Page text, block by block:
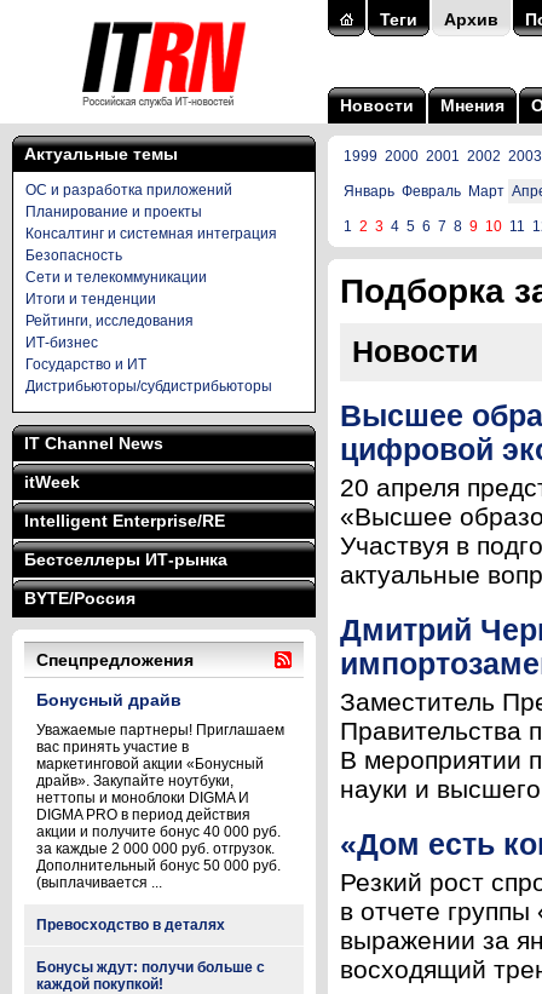
Теги Архив
Новости Мнения
Актуальные темы
ОС и разработка приложений
Планирование и проекты
Консалтинг и системная интеграция
Безопасность
Сети и телекоммуникации
Итоги и тенденции
Рейтинги, исследования
ИТ-бизнес
Государство и ИТ
Дистрибьюторы/субдистрибьюторы
IT Channel News
itWeek
Intelligent Enterprise/RE
Бестселлеры ИТ-рынка
BYTE/Россия
Спецпредложения
Бонусный драйв
Уважаемые партнеры! Приглашаем
вас принять участие в
маркетинговой акции «Бонусный
драйв». Закупайте ноутбуки,
неттопы и моноблоки DIGMA И
DIGMA PRO в период действия
акции и получите бонус 40 000 руб.
за каждые 2 000 000 руб. отгрузок.
Дополнительный бонус 50 000 руб.
(выплачивается ...
Превосходство в деталях
Бонусы ждут: получи больше с
каждой покупкой!
1999 2000 2001 2002 2003
Январь Февраль Март
1 2 3 4 5 6 7 8 9 10 11
Подборка
Новости
Высшее
цифровой
20 апреля
«Высшее
Участвуя в
актуальные
Дмитрий
Заместитель
Правительства
В мероприятии
науки и
«Дом есть
Резкий рост
в отчете
выражении за
восходящий